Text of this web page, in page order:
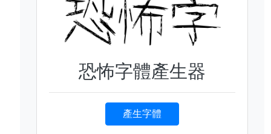
恐怖字體產生器
產生字體